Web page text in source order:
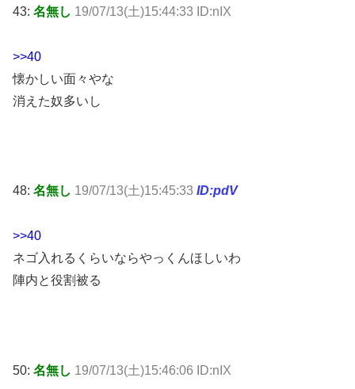
43: 名無し 19/07/13(土)15:44:33 ID:nIX
>>40
懐かしい面々やな
消えた奴多いし
48: 名無し 19/07/13(土)15:45:33 ID:pdV
>>40
ネゴ入れるくらいならやっくんほしいわ
陣内と役割被る
50: 名無し 19/07/13(土)15:46:06 ID:nIX